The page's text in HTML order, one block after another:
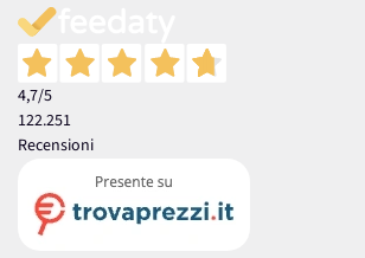
4,7/5
122.251
Recensioni